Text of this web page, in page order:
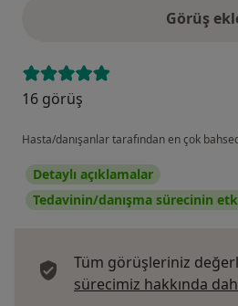
Görüş
16 görüş
Hasta/danışanlar tarafından en çok
Detaylı açıklamalar
Tedavinin/danışma sürecinin
Tüm görüşleriniz
sürecimiz hakkında